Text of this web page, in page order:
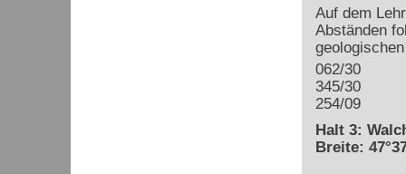
Auf dem
Abständen
062/30
345/30
254/09
Halt 3:
Breite: